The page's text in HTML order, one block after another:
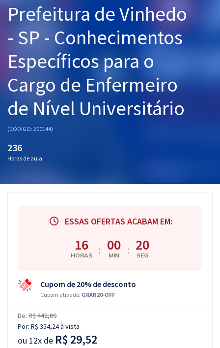
Cursos 20% OFF
Pós
Graduação
OAB
Mentorias
Questões grátis
Conteúdo gratuito
Aprovados
Prefeitura de Vinhedo
- SP - Conhecimentos
Específicos para o
Cargo de Enfermeiro
de Nível Universitário
(CÓDIGO: 200144)
236
Horas de aula
ESSAS OFERTAS ACABAM EM:
16
HORAS : 00
MIN : 20
SEG
Cupom de 20% de desconto
Cupom ativado: GRAN20-OFF
De: R$ 442,80
Por: R$ 354,24à vista
ou 12x de R$ 29,52